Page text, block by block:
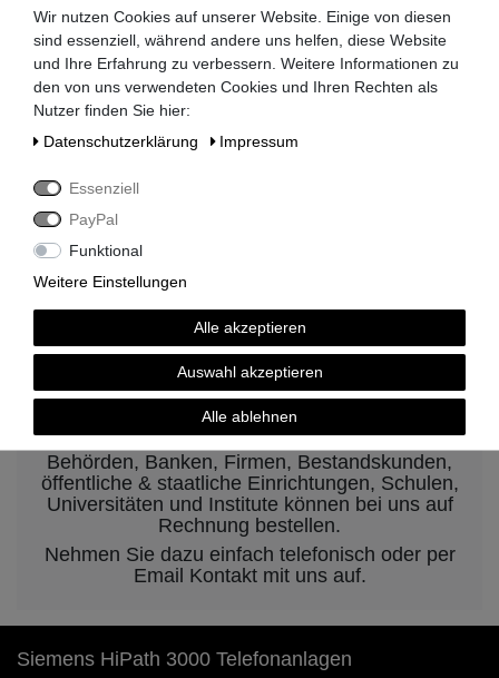
Lieferzeit 2-3 Tage
Rechnungskauf auf Anfrage möglich
Kauf auf Rechnung nach
vorheriger Absprache möglich.
Behörden, Banken, Firmen, Bestandskunden,
öffentliche & staatliche Einrichtungen, Schulen,
Universitäten und Institute können bei uns auf
Rechnung bestellen.
Nehmen Sie dazu einfach telefonisch oder per
Email Kontakt mit uns auf.
Siemens HiPath 3000 Telefonanlagen
Wir nutzen Cookies auf unserer Website. Einige von diesen
sind essenziell, während andere uns helfen, diese Website
und Ihre Erfahrung zu verbessern. Weitere Informationen zu
den von uns verwendeten Cookies und Ihren Rechten als
Nutzer finden Sie hier:
Daten­schutz­erklärung
Impressum
Essenziell
PayPal
Funktional
Weitere Einstellungen
Alle akzeptieren
Auswahl akzeptieren
Alle ablehnen